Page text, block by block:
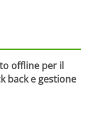
offline per il
back e gestione